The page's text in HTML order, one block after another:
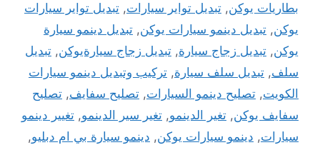
بطاريات يوكن, تبديل تواير سيارات, تبديل تواير سيارات
يوكن, تبديل دينمو سيارات يوكن, تبديل دينمو سيارة
يوكن, تبديل زجاج سيارة, تبديل زجاج سيارةيوكن, تبديل
سلف, تبديل سلف سيارة, تركيب وتبديل دينمو سيارات
الكويت, تصليح دينمو السيارات, تصليح سفايف, تصليح
سفايف يوكن, تغير الدينمو, تغير سير الدينمو, تغيير دينمو
سيارات, دينمو سيارات يوكن, دينمو سيارة بي ام دبليو,